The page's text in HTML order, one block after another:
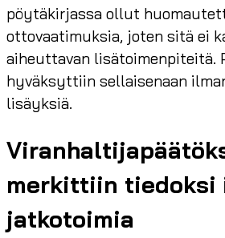
pöytäkirjassa ollut
ottovaatimuksia, joten sitä ei
aiheuttavan lisätoimenpiteitä.
hyväksyttiin sellaisenaan
lisäyksiä.
merkittiin tiedoksi
jatkotoimia